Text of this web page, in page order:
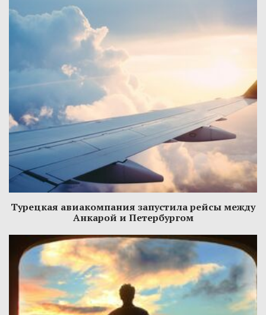
Турецкая авиакомпания запустила рейсы между
Анкарой и Петербургом